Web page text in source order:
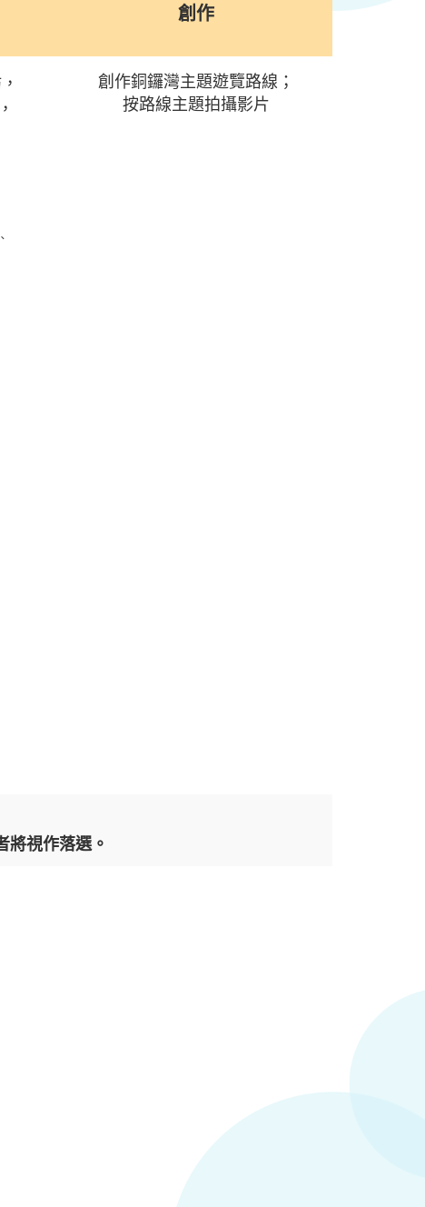
創作
創作銅鑼灣主題遊覽路線；
按路線主題拍攝影片
將視作落選。